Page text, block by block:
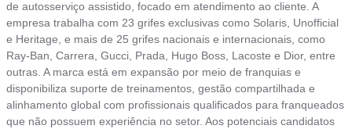
de autosserviço assistido, focado em atendimento ao cliente. A
empresa trabalha com 23 grifes exclusivas como Solaris, Unofficial
e Heritage, e mais de 25 grifes nacionais e internacionais, como
Ray-Ban, Carrera, Gucci, Prada, Hugo Boss, Lacoste e Dior, entre
outras. A marca está em expansão por meio de franquias e
disponibiliza suporte de treinamentos, gestão compartilhada e
alinhamento global com profissionais qualificados para franqueados
que não possuem experiência no setor. Aos potenciais candidatos